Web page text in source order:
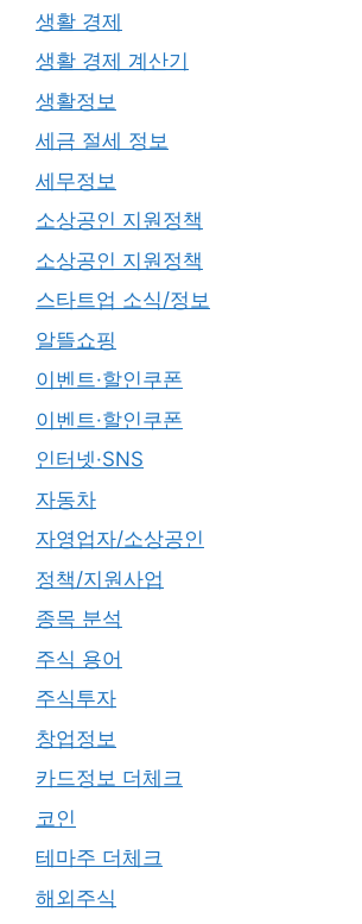
생활 경제
생활 경제 계산기
생활정보
세금 절세 정보
세무정보
소상공인 지원정책
소상공인 지원정책
스타트업 소식/정보
알뜰쇼핑
이벤트·할인쿠폰
이벤트·할인쿠폰
인터넷·SNS
자동차
자영업자/소상공인
정책/지원사업
종목 분석
주식 용어
주식투자
창업정보
카드정보 더체크
코인
테마주 더체크
해외주식